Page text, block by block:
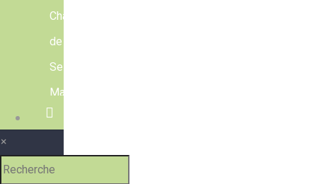
Chasseurs
de
Seine-
Maritime
Contact
×